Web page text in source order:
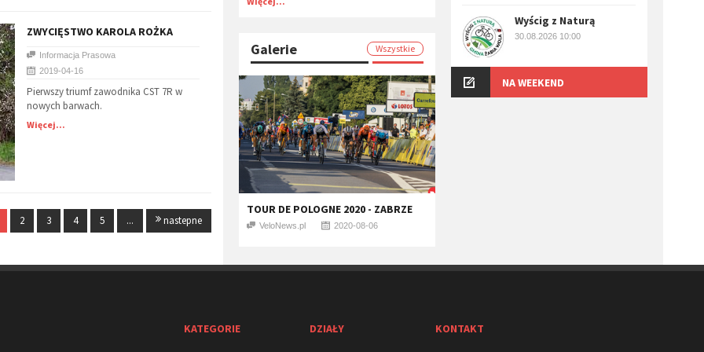
ZWYCIĘSTWO KAROLA ROŻKA
Informacja Prasowa
2019-04-16
Pierwszy triumf zawodnika CST 7R w
nowych barwach.
Więcej...
2 3 4 5 ... nastepne
Galerie Wszystkie
TOUR DE POLOGNE 2020 - ZABRZE
VeloNews.pl 2020-08-06
Wyścig z Naturą
30.08.2026 10:00
NA WEEKEND
KATEGORIE DZIAŁY KONTAKT